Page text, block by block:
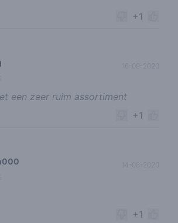
+1
een zeer ruim assortiment
+1
+1